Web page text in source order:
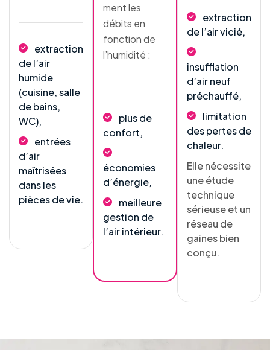
extraction
de l’air
humide
(cuisine, salle
de bains,
WC),
entrées
d’air
maîtrisées
dans les
pièces de vie.
ment les
débits en
fonction de
l’humidité :
plus de
confort,
économies
d’énergie,
meilleure
gestion de
l’air intérieur.
extraction
de l’air vicié,
insufflation
d’air neuf
préchauffé,
limitation
des pertes de
chaleur.
Elle nécessite
une étude
technique
sérieuse et un
réseau de
gaines bien
conçu.